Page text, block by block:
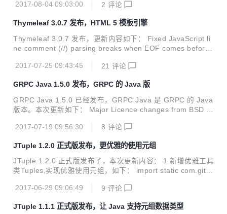
10 倍以上。 Presto 可以查询包括 Hive、Cassandra 甚至是
数据源的数据进行统一分析。 更新如下： General Changes
Fix correctness issue that causes :func:`corr` to return po
sitive numbers for inverse corre...
2017-08-04 09:03:00 2 评论
Thymeleaf 3.0.7 发布，HTML 5 模板引擎
Thymeleaf 3.0.7 发布，更新内容如下： Fixed JavaScript li
ne comment (//) parsing breaks when EOF comes before
f attributes in XML template mode: \t, \n and \r now being
d into white spaces by XML par...
2017-07-25 09:43:45 21 评论
GRPC Java 1.5.0 发布，GRPC 的 Java 版
GRPC Java 1.5.0 已经发布，GRPC Java 是 GRPC 的 Java
版本。本次更新如下： Major Licence changes from BSD to
nterceptor can be installed server-wide (#3118) Minor Cal
in the Status Updated to Netty TCNative....
2017-07-19 09:56:30 8 评论
JTuple 1.2.0 正式版发布，更优雅的使用元组
JTuple 1.2.0 正式版发布了，本次更新内容： 1.新增优雅工具
类Tuples,实现优雅使用元组，如下： import static com.gith
> tuple = tuple("test", 123); 完整使用说明，请见:https://git.
除过期方法Tuple.withList 3.完善测试用例，完善文档 JTuple
2017-06-29 09:06:49 9 评论
JTuple 1.1.1 正式版发布，让 Java 支持元组数据类型